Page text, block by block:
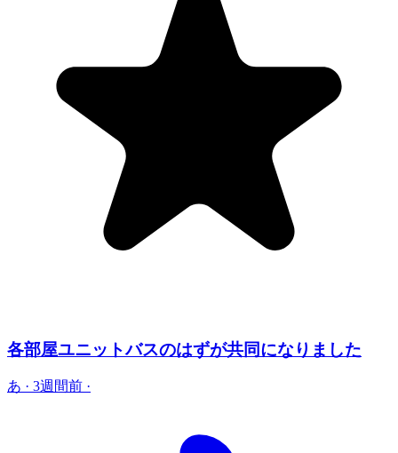
各部屋ユニットバスのはずが共同になりました
あ · 3週間前 ·